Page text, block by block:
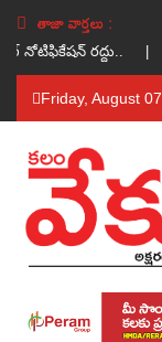
తాజా వార్తలు :
నోటిఫికేషన్ రద్దు.. |
Friday, August 07